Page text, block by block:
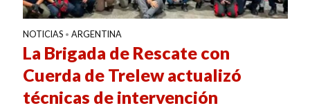
NOTICIAS • ARGENTINA
La Brigada de Rescate con
Cuerda de Trelew actualizó
técnicas de intervención